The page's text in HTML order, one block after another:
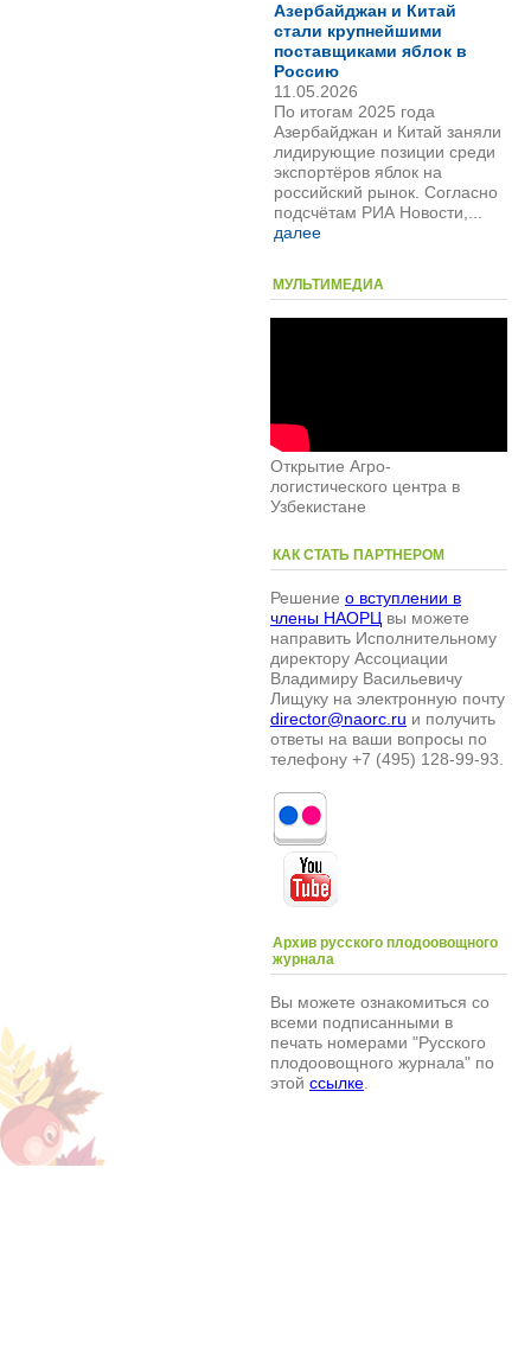
Азербайджан и Китай
стали крупнейшими
поставщиками яблок в
Россию
11.05.2026
По итогам 2025 года
Азербайджан и Китай заняли
лидирующие позиции среди
экспортёров яблок на
российский рынок. Согласно
подсчётам РИА Новости,...
далее
МУЛЬТИМЕДИА
Открытие Агро-
логистического центра в
Узбекистане
КАК СТАТЬ ПАРТНЕРОМ
Решение о вступлении в
члены НАОРЦ вы можете
направить Исполнительному
директору Ассоциации
Владимиру Васильевичу
Лищуку на электронную почту
director@naorc.ru и получить
ответы на ваши вопросы по
телефону +7 (495) 128-99-93.
Архив русского плодоовощного
журнала
Вы можете ознакомиться со
всеми подписанными в
печать номерами "Русского
плодоовощного журнала" по
этой ссылке